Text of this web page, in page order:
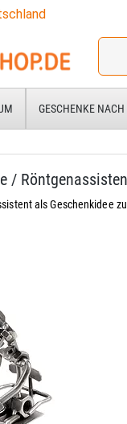
Ich
für:
GESCHENKE NACH
/
als Geschenkidee